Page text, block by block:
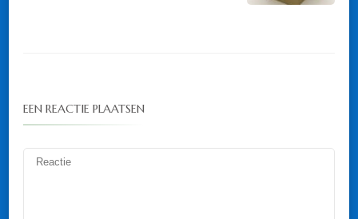
EEN REACTIE PLAATSEN